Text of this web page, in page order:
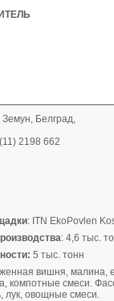
Земун, Белград,
2198 662
: ITN EkoPovlen
: 4,6 тыс.
5 тыс. тонн
вишня, малина,
компотные смеси.
лук, овощные смеси.